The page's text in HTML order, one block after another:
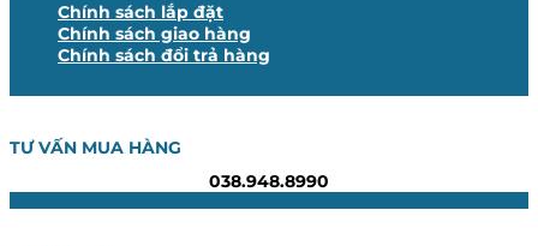
Chính sách lắp đặt
Chính sách giao hàng
Chính sách đổi trả hàng
TƯ VẤN MUA HÀNG
038.948.8990